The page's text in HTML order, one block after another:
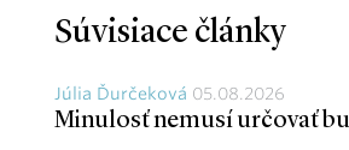
Súvisiace články
Júlia Ďurčeková 05.08.2026
Minulosť nemusí určovať